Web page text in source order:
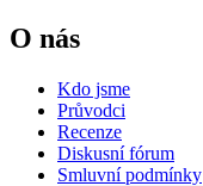
O nás
Kdo jsme
Průvodci
Recenze
Diskusní fórum
Smluvní podmínky